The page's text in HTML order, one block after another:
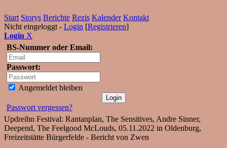
Start Storys Berichte Rezis Kalender Kontakt
Nicht eingeloggt - Login [Registrieren]
Login X
BS-Nummer oder Email:
Passwort:
Angemeldet bleiben
Passwort vergessen?
Updreihn Festival: Rantanplan, The Sensitives, Andre Sinner,
Deepend, The Feelgood McLouds, 05.11.2022 in Oldenburg,
Freizeitstätte Bürgerfelde - Bericht von Zwen